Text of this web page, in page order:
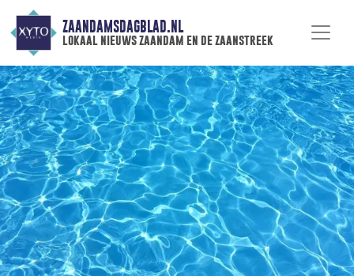
ZAANDAMSDAGBLAD.NL
lokaal nieuws zaandam en de zaanstreek